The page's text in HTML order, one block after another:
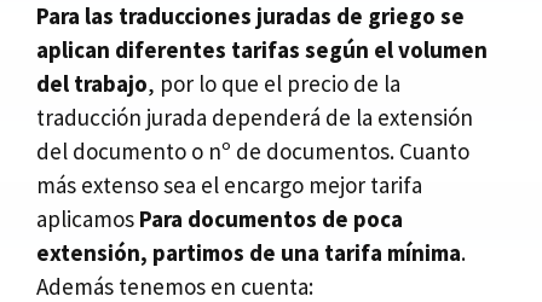
Para las traducciones juradas de griego se
aplican diferentes tarifas según el volumen
del trabajo, por lo que el precio de la
traducción jurada dependerá de la extensión
del documento o nº de documentos. Cuanto
más extenso sea el encargo mejor tarifa
aplicamos Para documentos de poca
extensión, partimos de una tarifa mínima.
Además tenemos en cuenta: